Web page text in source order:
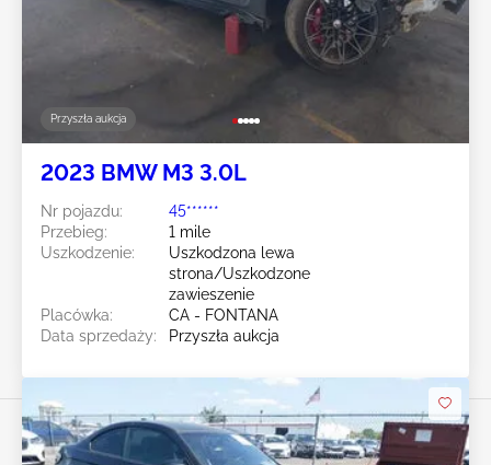
Przyszła aukcja
2023 BMW M3 3.0L
Nr pojazdu:
45******
Przebieg:
1 mile
Uszkodzenie:
Uszkodzona lewa
strona/Uszkodzone
zawieszenie
Placówka:
CA - FONTANA
Data sprzedaży:
Przyszła aukcja